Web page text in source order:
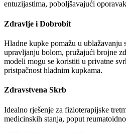
entuzijastima, poboljšavajući
Zdravlje i Dobrobit
Hladne kupke pomažu u ublažavanju
upravljanju bolom, pružajući brojne
modeli mogu se koristiti u privatne
pristpačnost hladnim kupkama.
Zdravstvena Skrb
Idealno rješenje za fizioterapijske
medicinskih stanja, poput